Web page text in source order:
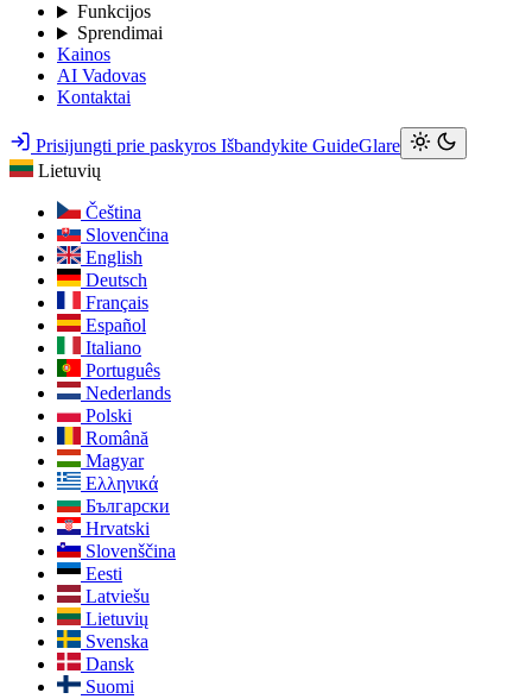
Funkcijos
Sprendimai
Kainos
AI Vadovas
Kontaktai
Prisijungti prie paskyros Išbandykite GuideGlare
Lietuvių
Čeština
Slovenčina
English
Deutsch
Français
Español
Italiano
Português
Nederlands
Polski
Română
Magyar
Ελληνικά
Български
Hrvatski
Slovenščina
Eesti
Latviešu
Lietuvių
Svenska
Dansk
Suomi